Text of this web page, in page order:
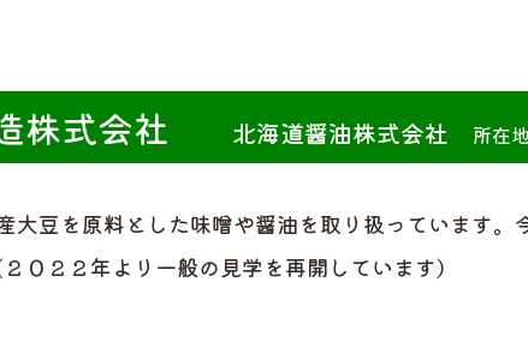
株式会社 北海道醤油株式会社 所在
大豆を原料とした味噌や醤油を取り扱っています。
０２２年より一般の見学を再開しています)